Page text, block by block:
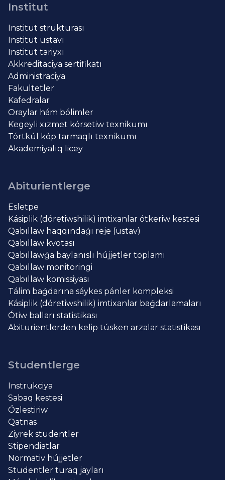
Institut
Institut strukturası
Institut ustavı
Institut tariyxı
Akkreditaciya sertifikatı
Administraciya
Fakultetler
Kafedralar
Oraylar hám bólimler
Kegeyli xızmet kórsetiw texnikumı
Tórtkúl kóp tarmaqlı texnikumı
Akademiyalıq licey
Abiturientlerge
Esletpe
Kásiplik (dóretiwshilik) imtixanlar ótkeriw kestesi
Qabıllaw haqqındaǵı reje (ustav)
Qabıllaw kvotası
Qabıllawǵa baylanıslı hújjetler toplamı
Qabıllaw monitoringi
Qabıllaw komissiyası
Tálim baǵdarına sáykes pánler kompleksi
Kásiplik (dóretiwshilik) imtixanlar baǵdarlamaları
Ótiw balları statistikası
Abiturientlerden kelip túsken arzalar statistikası
Studentlerge
Instrukciya
Sabaq kestesi
Ózlestiriw
Qatnas
Ziyrek studentler
Stipendiatlar
Normativ hújjetler
Studentler turaq jayları